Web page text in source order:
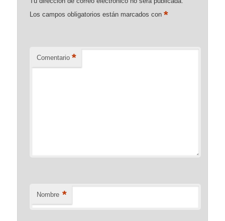
Los campos obligatorios están marcados con*
Comentario *
Nombre *